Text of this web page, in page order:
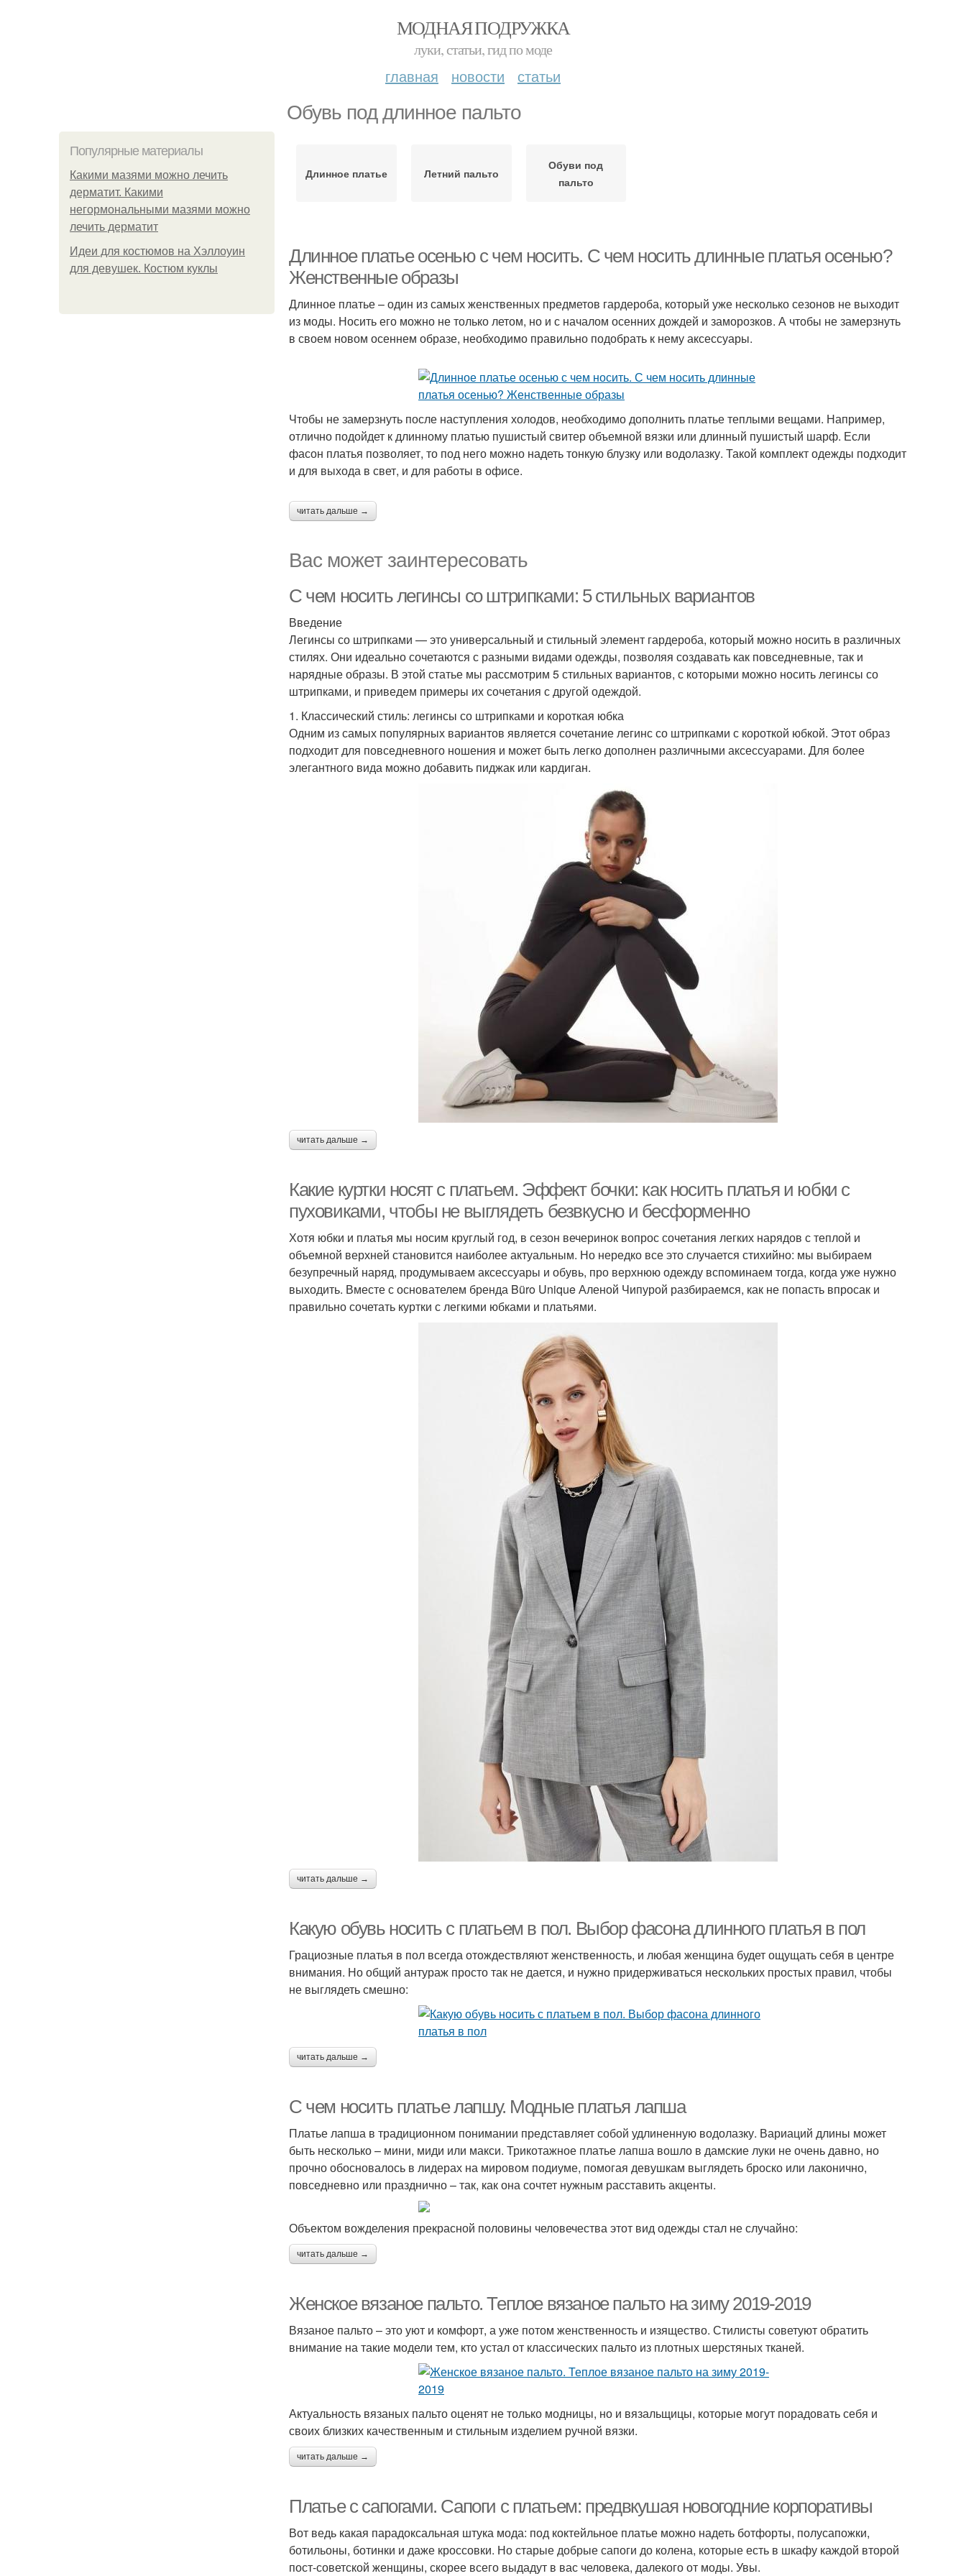
МОДНАЯ ПОДРУЖКА
луки, статьи, гид по моде
главная новости статьи
Обувь под длинное пальто
Популярные материалы
Какими мазями можно лечить
дерматит. Какими
негормональными мазями можно
лечить дерматит
Идеи для костюмов на Хэллоуин
для девушек. Костюм куклы
Длинное платье Летний пальто
Обуви под
пальто
Длинное платье осенью с чем носить. С чем носить длинные платья осенью?
Женственные образы
Длинное платье – один из самых женственных предметов гардероба, который уже несколько сезонов не выходит
из моды. Носить его можно не только летом, но и с началом осенних дождей и заморозков. А чтобы не замерзнуть
в своем новом осеннем образе, необходимо правильно подобрать к нему аксессуары.
Чтобы не замерзнуть после наступления холодов, необходимо дополнить платье теплыми вещами. Например,
отлично подойдет к длинному платью пушистый свитер объемной вязки или длинный пушистый шарф. Если
фасон платья позволяет, то под него можно надеть тонкую блузку или водолазку. Такой комплект одежды подходит
и для выхода в свет, и для работы в офисе.
читать дальше →
Вас может заинтересовать
С чем носить легинсы со штрипками: 5 стильных вариантов
Введение
Легинсы со штрипками — это универсальный и стильный элемент гардероба, который можно носить в различных
стилях. Они идеально сочетаются с разными видами одежды, позволяя создавать как повседневные, так и
нарядные образы. В этой статье мы рассмотрим 5 стильных вариантов, с которыми можно носить легинсы со
штрипками, и приведем примеры их сочетания с другой одеждой.
1. Классический стиль: легинсы со штрипками и короткая юбка
Одним из самых популярных вариантов является сочетание легинс со штрипками с короткой юбкой. Этот образ
подходит для повседневного ношения и может быть легко дополнен различными аксессуарами. Для более
элегантного вида можно добавить пиджак или кардиган.
читать дальше →
Какие куртки носят с платьем. Эффект бочки: как носить платья и юбки с
пуховиками, чтобы не выглядеть безвкусно и бесформенно
Хотя юбки и платья мы носим круглый год, в сезон вечеринок вопрос сочетания легких нарядов с теплой и
объемной верхней становится наиболее актуальным. Но нередко все это случается стихийно: мы выбираем
безупречный наряд, продумываем аксессуары и обувь, про верхнюю одежду вспоминаем тогда, когда уже нужно
выходить. Вместе с основателем бренда Büro Unique Аленой Чипурой разбираемся, как не попасть впросак и
правильно сочетать куртки с легкими юбками и платьями.
читать дальше →
Какую обувь носить с платьем в пол. Выбор фасона длинного платья в пол
Грациозные платья в пол всегда отождествляют женственность, и любая женщина будет ощущать себя в центре
внимания. Но общий антураж просто так не дается, и нужно придерживаться нескольких простых правил, чтобы
не выглядеть смешно:
читать дальше →
С чем носить платье лапшу. Модные платья лапша
Платье лапша в традиционном понимании представляет собой удлиненную водолазку. Вариаций длины может
быть несколько – мини, миди или макси. Трикотажное платье лапша вошло в дамские луки не очень давно, но
прочно обосновалось в лидерах на мировом подиуме, помогая девушкам выглядеть броско или лаконично,
повседневно или празднично – так, как она сочтет нужным расставить акценты.
Объектом вожделения прекрасной половины человечества этот вид одежды стал не случайно:
читать дальше →
Женское вязаное пальто. Теплое вязаное пальто на зиму 2019-2019
Вязаное пальто – это уют и комфорт, а уже потом женственность и изящество. Стилисты советуют обратить
внимание на такие модели тем, кто устал от классических пальто из плотных шерстяных тканей.
Актуальность вязаных пальто оценят не только модницы, но и вязальщицы, которые могут порадовать себя и
своих близких качественным и стильным изделием ручной вязки.
читать дальше →
Платье с сапогами. Сапоги с платьем: предвкушая новогодние корпоративы
Вот ведь какая парадоксальная штука мода: под коктейльное платье можно надеть ботфорты, полусапожки,
ботильоны, ботинки и даже кроссовки. Но старые добрые сапоги до колена, которые есть в шкафу каждой второй
пост-советской женщины, скорее всего выдадут в вас человека, далекого от моды. Увы.